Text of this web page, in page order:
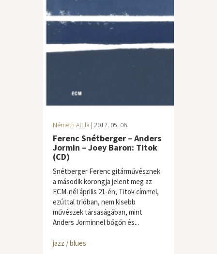
Németh Attila | 2017. 05. 06.
Ferenc Snétberger – Anders
Jormin – Joey Baron: Titok
(CD)
Snétberger Ferenc gitárművésznek
a második korongja jelent meg az
ECM-nél április 21-én, Titok címmel,
ezúttal trióban, nem kisebb
művészek társaságában, mint
Anders Jorminnel bőgőn és...
jazz / blues